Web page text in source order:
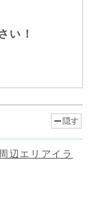
い！
隠す
辺エリアイラ